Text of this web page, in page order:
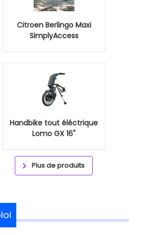
Citroen Berlingo Maxi
SimplyAccess
Handbike tout éléctrique
Lomo GX 16"
Plus de produits